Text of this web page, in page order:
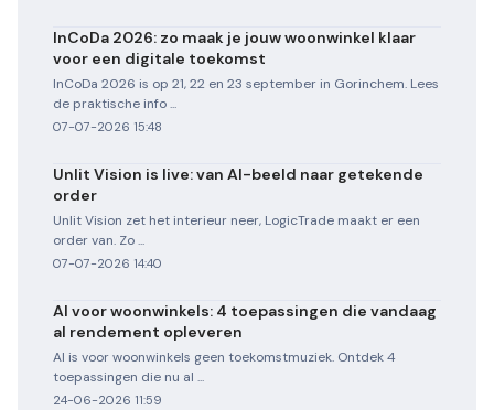
InCoDa 2026: zo maak je jouw woonwinkel klaar
voor een digitale toekomst
InCoDa 2026 is op 21, 22 en 23 september in Gorinchem. Lees
de praktische info ...
07-07-2026 15:48
Unlit Vision is live: van AI-beeld naar getekende
order
Unlit Vision zet het interieur neer, LogicTrade maakt er een
order van. Zo ...
07-07-2026 14:40
AI voor woonwinkels: 4 toepassingen die vandaag
al rendement opleveren
AI is voor woonwinkels geen toekomstmuziek. Ontdek 4
toepassingen die nu al ...
24-06-2026 11:59